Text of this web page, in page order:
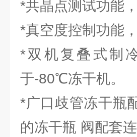
*共晶点测试功能
*真空度控制功能
*双机复叠式制
于-80℃冻干机。
*广口歧管冻干瓶
的冻干瓶 阀配套